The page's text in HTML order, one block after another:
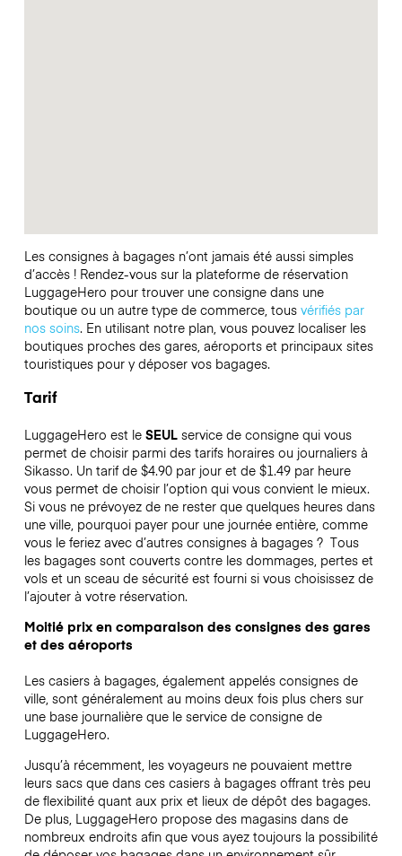
Les consignes à bagages n’ont jamais été aussi simples
d’accès ! Rendez-vous sur la plateforme de réservation
LuggageHero pour trouver une consigne dans une
boutique ou un autre type de commerce, tous vérifiés par
nos soins. En utilisant notre plan, vous pouvez localiser les
boutiques proches des gares, aéroports et principaux sites
touristiques pour y déposer vos bagages.
Tarif
LuggageHero est le SEULservice de consigne qui vous
permet de choisir parmi des tarifs horaires ou journaliers à
Sikasso. Un tarif de $4.90 par jour et de $1.49 par heure
vous permet de choisir l’option qui vous convient le mieux.
Si vous ne prévoyez de ne rester que quelques heures dans
une ville, pourquoi payer pour une journée entière, comme
vous le feriez avec d’autres consignes à bagages ? Tous
les bagages sont couverts contre les dommages, pertes et
vols et un sceau de sécurité est fourni si vous choisissez de
l’ajouter à votre réservation.
Moitié prix en comparaison des consignes des gares
et des aéroports
Les casiers à bagages, également appelés consignes de
ville, sont généralement au moins deux fois plus chers sur
une base journalière que le service de consigne de
LuggageHero.
Jusqu’à récemment, les voyageurs ne pouvaient mettre
leurs sacs que dans ces casiers à bagages offrant très peu
de flexibilité quant aux prix et lieux de dépôt des bagages.
De plus, LuggageHero propose des magasins dans de
nombreux endroits afin que vous ayez toujours la possibilité